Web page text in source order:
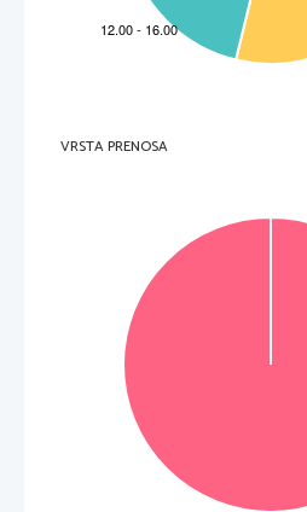
V sivo polje ne pišite
V sivo polje ne pišite
VRSTA PRENOSA